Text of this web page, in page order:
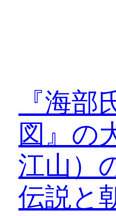
『海
図』の
江山）
伝説と